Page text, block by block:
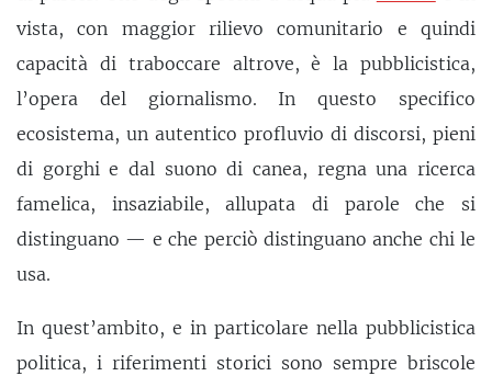
vista, con maggior rilievo comunitario e quindi
capacità di traboccare altrove, è la pubblicistica,
l’opera del giornalismo. In questo specifico
ecosistema, un autentico profluvio di discorsi, pieni
di gorghi e dal suono di canea, regna una ricerca
famelica, insaziabile, allupata di parole che si
distinguano — e che perciò distinguano anche chi le
usa.
In quest’ambito, e in particolare nella pubblicistica
politica, i riferimenti storici sono sempre briscole